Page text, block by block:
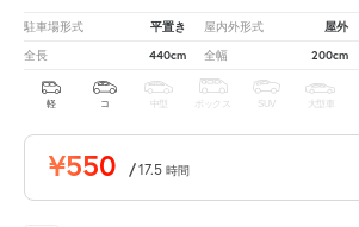
駐車場形式 平置き 屋内外形式 屋外
全長 440cm 全幅 200cm
軽 コ 中型 ボックス SUV 大型車
¥550 /17.5 時間